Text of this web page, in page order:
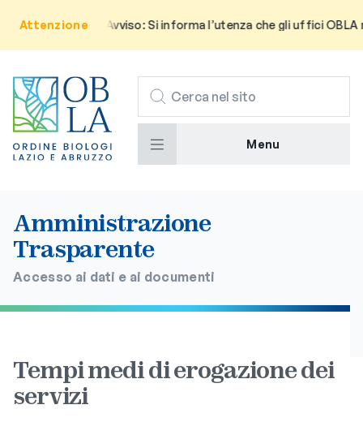
Attenzione Avviso: Si informa l’utenza che gli uffici
CERCA
Menu
Amministrazione
Trasparente
Accesso ai dati e ai documenti
Tempi medi di erogazione dei
servizi